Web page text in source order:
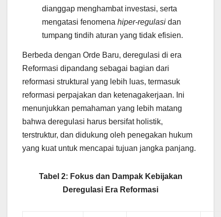
dianggap menghambat investasi, serta
mengatasi fenomena hiper-regulasi dan
tumpang tindih aturan yang tidak efisien.
Berbeda dengan Orde Baru, deregulasi di era
Reformasi dipandang sebagai bagian dari
reformasi struktural yang lebih luas, termasuk
reformasi perpajakan dan ketenagakerjaan. Ini
menunjukkan pemahaman yang lebih matang
bahwa deregulasi harus bersifat holistik,
terstruktur, dan didukung oleh penegakan hukum
yang kuat untuk mencapai tujuan jangka panjang.
Tabel 2: Fokus dan Dampak Kebijakan
Deregulasi Era Reformasi